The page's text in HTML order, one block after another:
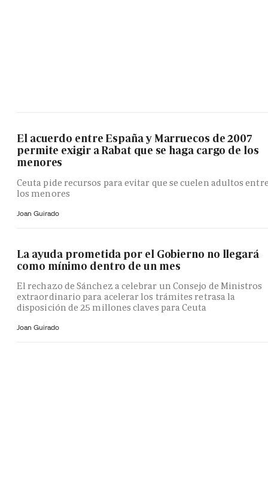
El acuerdo entre España y Marruecos de 2007
permite exigir a Rabat que se haga cargo de los
menores
Ceuta pide recursos para evitar que se cuelen adultos
los menores
Joan Guirado
La ayuda prometida por el Gobierno no llegará
como mínimo dentro de un mes
El rechazo de Sánchez a celebrar un Consejo de Ministros
extraordinario para acelerar los trámites retrasa la
disposición de 25 millones claves para Ceuta
Joan Guirado